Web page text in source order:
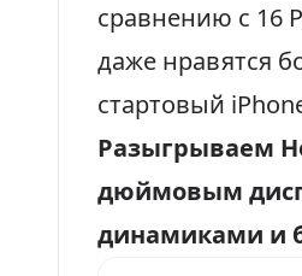
сравнению с 16
даже нравятся
стартовый
Разыгрываем
дюймовым
динамиками и